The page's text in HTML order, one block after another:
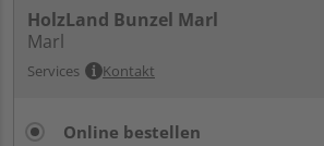
HolzLand Bunzel Marl
Marl
Services Kontakt
Online bestellen